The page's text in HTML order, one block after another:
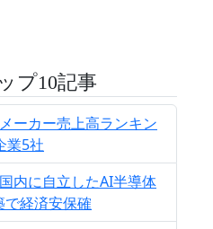
プ10記事
ーカー売上高ランキン
業5社
内に自立したAI半導体
で経済安保確